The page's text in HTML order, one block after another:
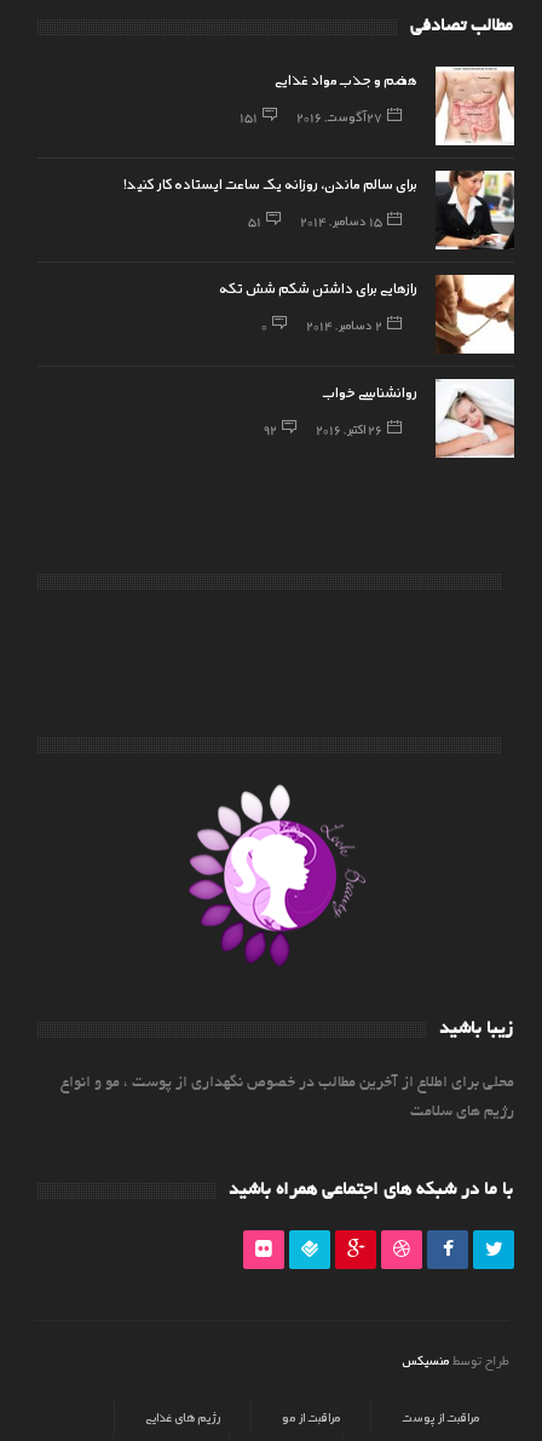
مطالب تصادفی
هضم و جذب مواد غذایی
27 آگوست, 2016 151
برای سالم ماندن، روزانه یک ساعت ایستاده کار کنید!
15 دسامبر, 2014 51
رازهایی برای داشتن شکم شش تکه
2 دسامبر, 2014 0
روانشناسی خواب
26 اکتبر, 2016 92
زیبا باشید
محلی برای اطلاع از آخرین مطالب در خصوص نگهداری از پوست ، مو و انواع
رژیم های سلامت
با ما در شبکه های اجتماعی همراه باشید
طراح توسط منسیکس
مراقبت از پوست مراقبت از مو
رژیم های غذایی